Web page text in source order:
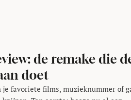
de remake die
doet
je favoriete films, muzieknummer of